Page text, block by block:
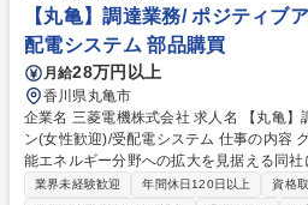
行直帰OK） ★入社後は先輩社員がOJTで
力不要） ※担当企業によりますが1泊2日
す。 募集職種 【神戸/女性歓迎】外国人・特定技能実習生の管理/ポジティ
ブアクション求人★
【丸亀】調達業務/ ポジティブ
配電システム 部品購買
月給28万円以上
香川県丸亀市
企業名 三菱電機株式会社 求人名 【丸亀】調達業務/★ポジティブアクショ
ン(女性歓迎)/受配電システム 仕事の内容 グローバルな事業展開や再生可
能エネルギー分野への拡大を見据える同
の製造に必要な資材購買や外注管理を担
業界未経験歓迎 年間休日120日以上
資格